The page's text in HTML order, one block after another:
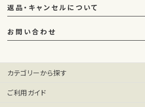
返品・キャンセルについて
お問い合わせ
カテゴリーから探す
ご利用ガイド